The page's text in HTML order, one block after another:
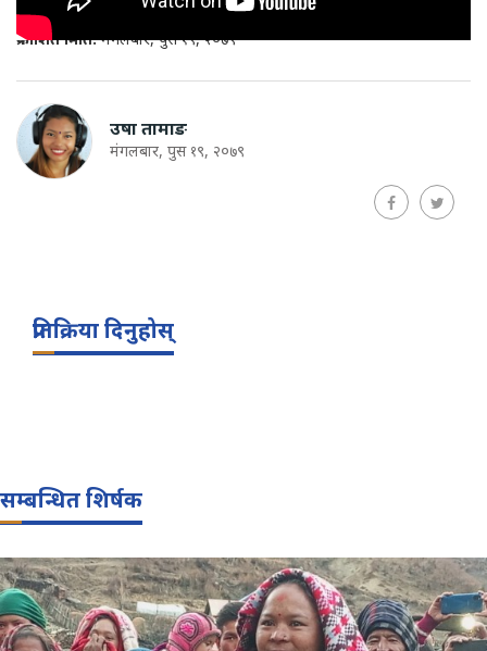
प्रकाशित मिति:मंगलबार, पुस १९, २०७९
उषा तामाङ
मंगलबार, पुस १९, २०७९
प्रतिक्रिया दिनुहोस्
सम्बन्धित शिर्षक